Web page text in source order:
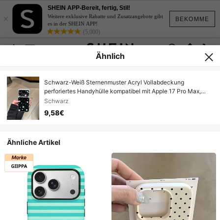
BEKOMME
×
SHEIN APP-Bereit, fertig, Stil!
Weitere exklusive Rabatte und Zusatzangebote gibt
es in der SHEIN APP!
(5,000)
Ähnlich
Schwarz-Weiß Sternenmuster Acryl Vollabdeckung
perforiertes Handyhülle kompatibel mit Apple 17 Pro Max,
elegante Schutzhülle für iPhone 16 Plus, 15 Pro, 14, stoßfest
13 Pro
Schwarz
9,58€
Ähnliche Artikel